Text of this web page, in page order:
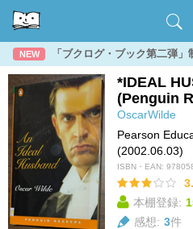
NEW 「ブクログ・ブック第二弾
*IDEAL
(Penguin
OscarWilde
Pearson
(2002.06.03)
ISBN・EAN:
本棚登録:
感想: 3件